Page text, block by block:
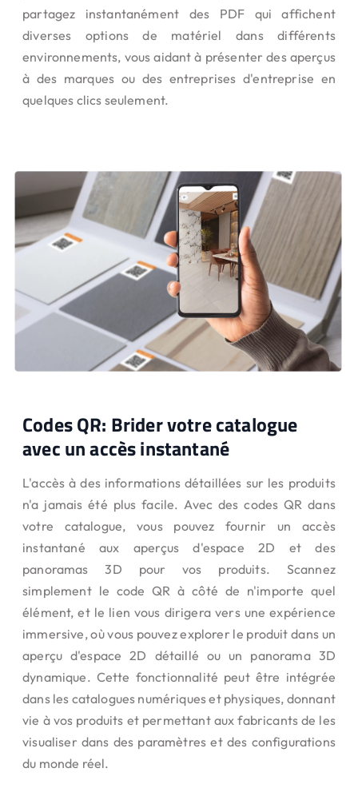
partagez instantanément des PDF qui affichent
diverses options de matériel dans différents
environnements, vous aidant à présenter des aperçus
à des marques ou des entreprises d'entreprise en
quelques clics seulement.
Codes QR: Brider votre catalogue
avec un accès instantané
L'accès à des informations détaillées sur les produits
n'a jamais été plus facile. Avec des codes QR dans
votre catalogue, vous pouvez fournir un accès
instantané aux aperçus d'espace 2D et des
panoramas 3D pour vos produits. Scannez
simplement le code QR à côté de n'importe quel
élément, et le lien vous dirigera vers une expérience
immersive, où vous pouvez explorer le produit dans un
aperçu d'espace 2D détaillé ou un panorama 3D
dynamique. Cette fonctionnalité peut être intégrée
dans les catalogues numériques et physiques, donnant
vie à vos produits et permettant aux fabricants de les
visualiser dans des paramètres et des configurations
du monde réel.